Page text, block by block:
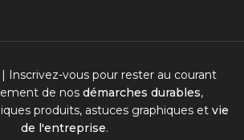
| Inscrivez-vous pour rester au courant
de nos démarches durables,
produits, astuces graphiques et vie
de l'entreprise.